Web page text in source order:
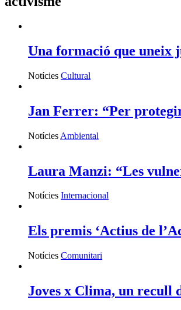
Una formació que uneix
Notícies Cultural
Jan Ferrer: “Per
Notícies Ambiental
Laura Manzi: “Les
Notícies Internacional
Els premis ‘Actius de
Notícies Comunitari
Joves x Clima, un recull